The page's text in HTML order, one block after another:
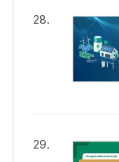
28.
29.